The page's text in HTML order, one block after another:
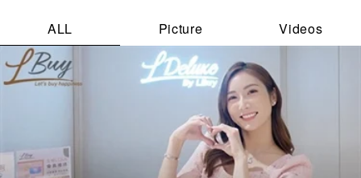
息，輕鬆展現不費力的時尚魅力。
ALL Picture Videos